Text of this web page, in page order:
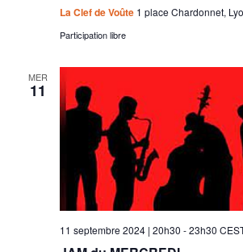
La Clef de Voûte 1 place Chardonnet,
Participation libre
MER
11
11 septembre 2024 | 20h30 -23h30